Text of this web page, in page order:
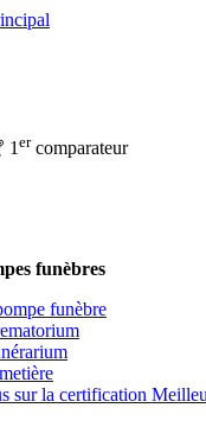
1 ercomparateur
funèbres
funèbre
sur la certification